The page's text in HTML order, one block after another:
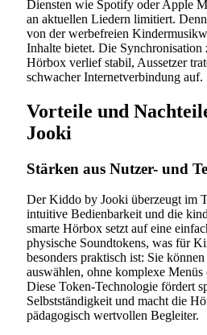
Diensten wie Spotify oder Apple
an aktuellen Liedern limitiert.
von der werbefreien
Inhalte bietet. Die Synchronisation
Hörbox verlief stabil, Aussetzer
schwacher Internetverbindung auf.
Vorteile und
Jooki
Stärken aus Nutzer- und
Der Kiddo by Jooki überzeugt im
intuitive Bedienbarkeit und die
smarte Hörbox setzt auf eine
physische Soundtokens, was für
besonders praktisch ist: Sie
auswählen, ohne komplexe Menüs
Diese Token-Technologie fördert
Selbstständigkeit und macht die
pädagogisch wertvollen Begleiter.